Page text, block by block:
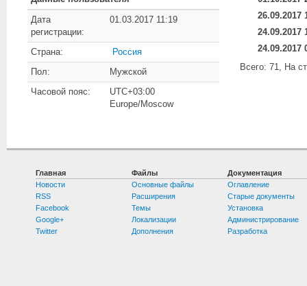
Дата
регистрации:
01.03.2017 11:19
Страна:
Россия
Пол:
Мужской
Часовой пояс:
UTC+03:00
Europe/Moscow
26.09.2017
24.09.2017
24.09.2017
Всего: 71, На
Главная
Новости
RSS
Facebook
Google+
Twitter
Файлы
Основные файлы
Расширения
Темы
Локализации
Дополнения
Документация
Оглавление
Старые документы
Установка
Администрирование
Разработка